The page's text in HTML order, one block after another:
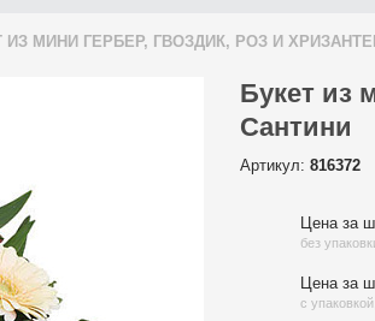
ИЗ МИНИ ГЕРБЕР, ГВОЗДИК, РОЗ И
Букет из
Сантини
Артикул: 816372
Цена за
без
Цена за
с